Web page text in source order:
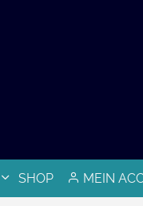
MEIN
SHOP